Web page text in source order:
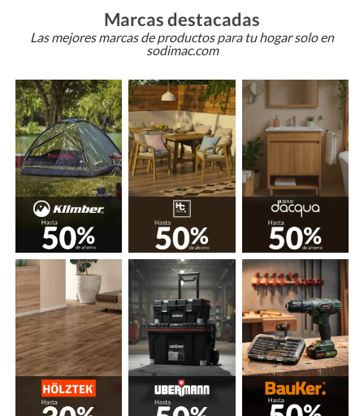
Marcas destacadas
Las mejores marcas de productos para tu hogar solo en
sodimac.com